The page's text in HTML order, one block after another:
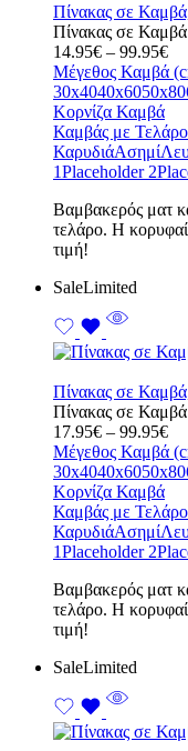
Πίνακας σε
Πίνακας σε Καμβά
14.95€ – 99.95€
Μέγεθος Καμβά
30x4040x6050x80
Κορνίζα Καμβά
Καμβάς με Τελάρο
ΚαρυδιάΑσημί
1Placeholder 2
Bαμβακερός ματ
τελάρο. Η
τιμή!
SaleLimited
Πίνακας σε
Πίνακας σε
17.95€ – 99.95€
Μέγεθος Καμβά
30x4040x6050x80
Κορνίζα Καμβά
Καμβάς με Τελάρο
ΚαρυδιάΑσημί
1Placeholder 2
Bαμβακερός ματ
τελάρο. Η
τιμή!
SaleLimited